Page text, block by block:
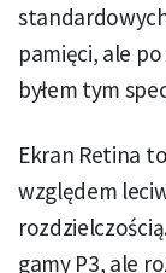
pamięci, ale
byłem tym
Ekran Retina
względem
gamy P3, ale